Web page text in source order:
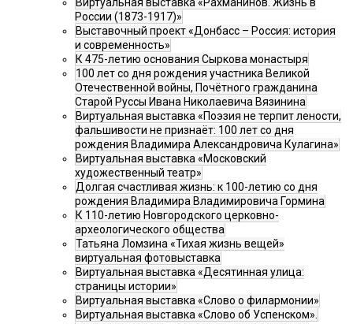
Виртуальная выставка «Рахманинов. Жизнь в
России (1873-1917)»
Выставочный проект «Донбасс – Россия: история
и современность»
К 475-летию основания Сыркова монастыря
100 лет со дня рождения участника Великой
Отечественной войны, Почётного гражданина
Старой Руссы Ивана Николаевича Вязинина
Виртуальная выставка «Поэзия не терпит лености,
фальшивости не признаёт: 100 лет со дня
рождения Владимира Александровича Кулагина»
Виртуальная выставка «Московский
художественный театр»
Долгая счастливая жизнь: к 100-летию со дня
рождения Владимира Владимировича Гормина
К 110-летию Новгородского церковно-
археологического общества
Татьяна Ломзина «Тихая жизнь вещей»
виртуальная фотовыставка
Виртуальная выставка «Десятинная улица:
страницы истории»
Виртуальная выставка «Слово о филармонии»
Виртуальная выставка «Слово об Успенском».